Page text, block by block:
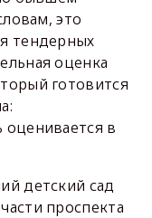
это
тендерных
оценка
готовится
в
детский сад
проспекта